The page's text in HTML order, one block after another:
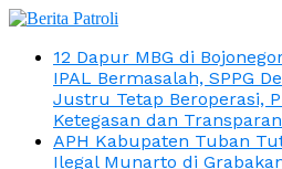
12 Dapur MBG di
IPAL Bermasalah, SPPG
Justru Tetap Beroperasi,
Ketegasan dan
APH Kabupaten Tuban
Ilegal Munarto di